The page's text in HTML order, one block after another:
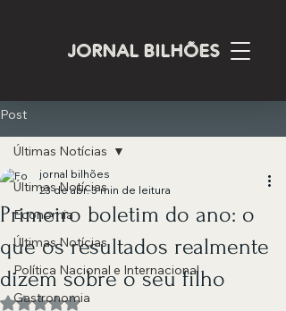
JORNAL BILHÕES
Post
Últimas Notícias
Economia
Últimas Notícias
Política Nacional e Internacional
Gastronomia
Últimas Notícias
Primeiro boletim do ano: o
que os resultados realmente
dizem sobre o seu filho
jornal bilhões
23 de abr.3 min de leitura
Avaliado com NaN de 5 estrelas.